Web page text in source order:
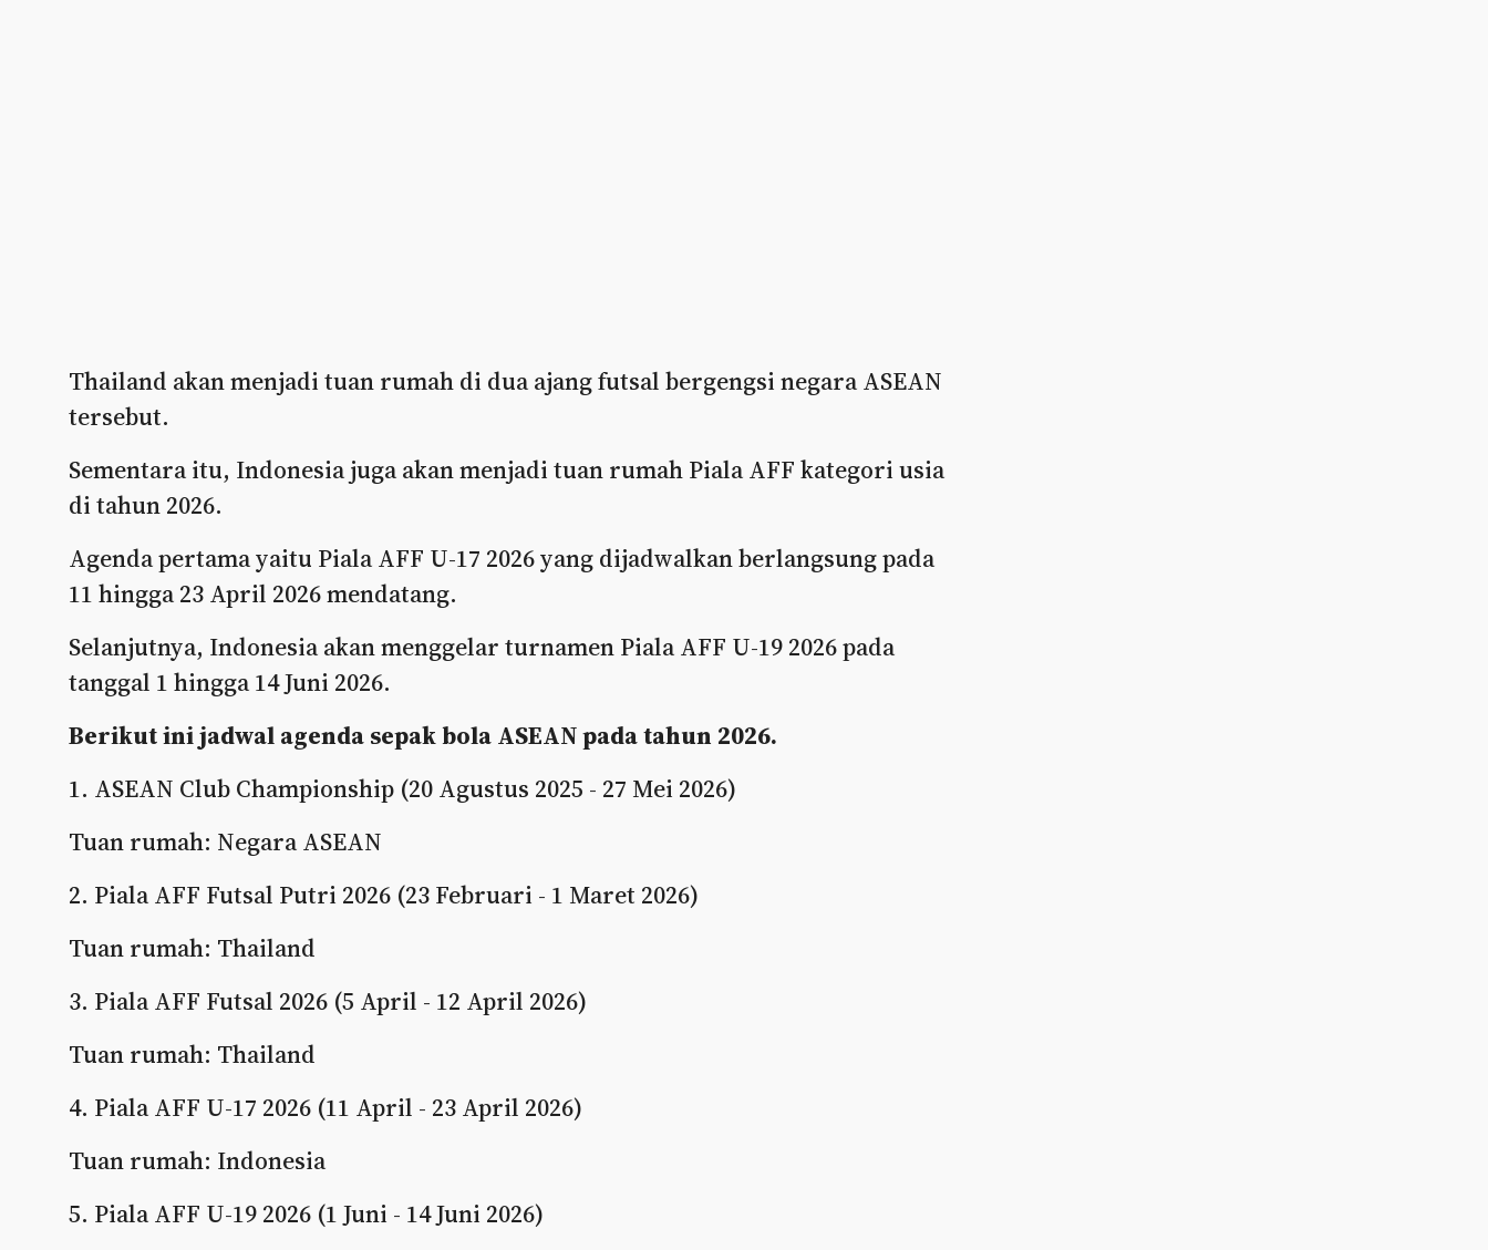
Thailand akan menjadi tuan rumah di dua ajang futsal bergengsi negara ASEAN
tersebut.
Sementara itu, Indonesia juga akan menjadi tuan rumah Piala AFF kategori usia
di tahun 2026.
Agenda pertama yaitu Piala AFF U-17 2026 yang dijadwalkan berlangsung pada
11 hingga 23 April 2026 mendatang.
Selanjutnya, Indonesia akan menggelar turnamen Piala AFF U-19 2026 pada
tanggal 1 hingga 14 Juni 2026.
Berikut ini jadwal agenda sepak bola ASEAN pada tahun 2026.
1. ASEAN Club Championship (20 Agustus 2025 - 27 Mei 2026)
Tuan rumah: Negara ASEAN
2. Piala AFF Futsal Putri 2026 (23 Februari - 1 Maret 2026)
Tuan rumah: Thailand
3. Piala AFF Futsal 2026 (5 April - 12 April 2026)
Tuan rumah: Thailand
4. Piala AFF U-17 2026 (11 April - 23 April 2026)
Tuan rumah: Indonesia
5. Piala AFF U-19 2026 (1 Juni - 14 Juni 2026)